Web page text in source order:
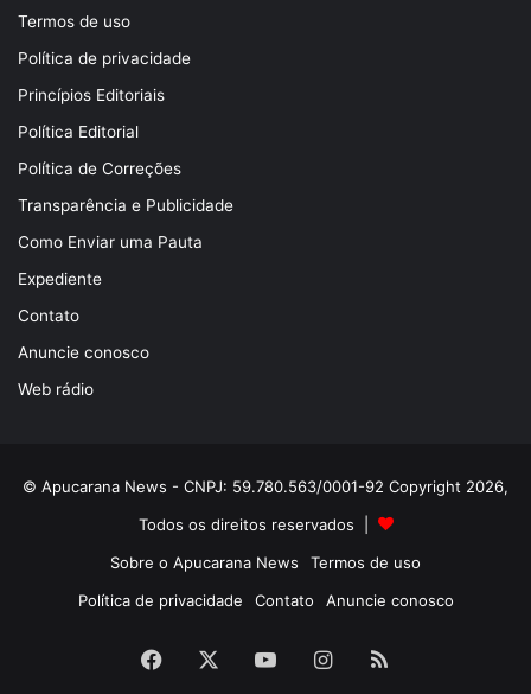
Termos de uso
Política de privacidade
Princípios Editoriais
Política Editorial
Política de Correções
Transparência e Publicidade
Como Enviar uma Pauta
Expediente
Contato
Anuncie conosco
Web rádio
© Apucarana News - CNPJ: 59.780.563/0001-92 Copyright 2026,
Todos os direitos reservados |
Sobre o Apucarana News
Termos de uso
Política de privacidade
Contato Anuncie conosco
Facebook YouTubeInstagram
RSS